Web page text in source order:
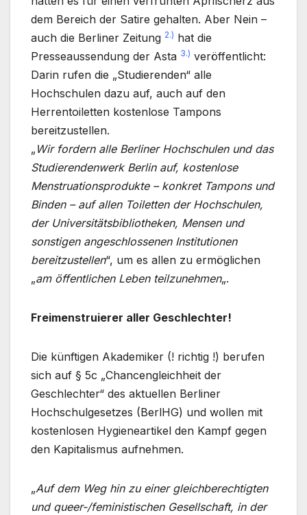
dem Bereich der Satire gehalten. Aber Nein –
auch die Berliner Zeitung 2.) hat die
Presseaussendung der Asta 3.) veröffentlicht:
Darin rufen die „Studierenden“ alle
Hochschulen dazu auf, auch auf den
Herrentoiletten kostenlose Tampons
bereitzustellen.
„ Wir fordern alle Berliner Hochschulen und das
Studierendenwerk Berlin auf, kostenlose
Menstruationsprodukte – konkret Tampons und
Binden – auf allen Toiletten der Hochschulen,
der Universitätsbibliotheken, Mensen und
sonstigen angeschlossenen Institutionen
bereitzustellen“, um es allen zu ermöglichen
„am öffentlichen Leben teilzunehmen„.
Freimenstruierer aller Geschlechter!
Die künftigen Akademiker (! richtig !) berufen
sich auf § 5c „Chancengleichheit der
Geschlechter“ des aktuellen Berliner
Hochschulgesetzes (BerlHG) und wollen mit
kostenlosen Hygieneartikel den Kampf gegen
den Kapitalismus aufnehmen.
„Auf dem Weg hin zu einer gleichberechtigten
und queer-/feministischen Gesellschaft, in der